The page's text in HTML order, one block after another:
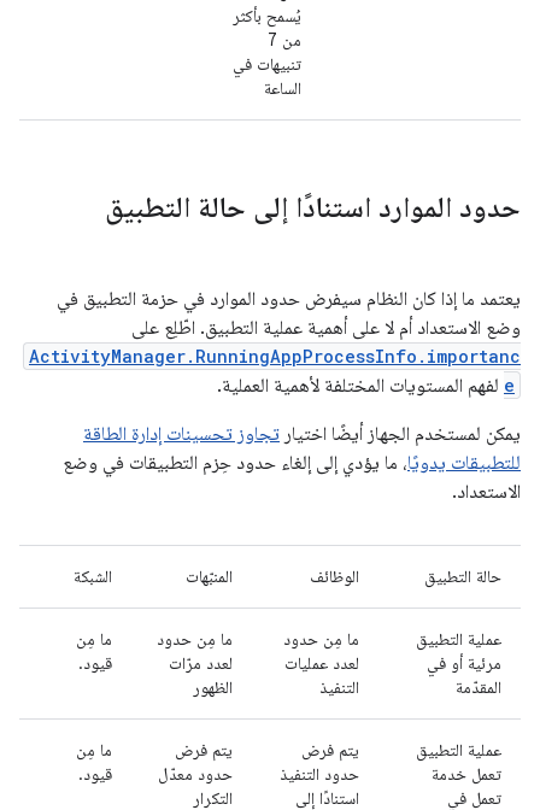
يُسمح بأكثر
من 7
تنبيهات في
الساعة
حدود الموارد استنادًا إلى حالة التطبيق
يعتمد ما إذا كان النظام سيفرض حدود الموارد في حزمة التطبيق في
وضع الاستعداد أم لا على أهمية عملية التطبيق. اطّلِع على
ActivityManager.RunningAppProcessInfo.importanc
e لفهم المستويات المختلفة لأهمية العملية.
يمكن لمستخدم الجهاز أيضًا اختيار تجاوز تحسينات إدارة الطاقة
للتطبيقات يدويًا، ما يؤدي إلى إلغاء حدود حِزم التطبيقات في وضع
الاستعداد.
حالة التطبيق الوظائف المنبّهات الشبكة
عملية التطبيق
مرئية أو في
المقدّمة
ما مِن حدود
لعدد عمليات
التنفيذ
ما مِن حدود
لعدد مرّات
الظهور
ما مِن
قيود.
عملية التطبيق
تعمل خدمة
تعمل في
يتم فرض
حدود التنفيذ
استنادًا إلى
يتم فرض
حدود معدّل
التكرار
ما مِن
قيود.